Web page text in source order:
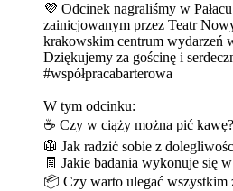
💜 Odcinek nagraliśmy w
zainicjowanym przez ⁠Teatr
krakowskim centrum wydarzeń
Dziękujemy za gościnę i
#współpracabarterowa
W tym odcinku:
☕ Czy w ciąży można pić kawę?
🥼 Jak radzić sobie z
🧾 Jakie badania wykonuje się
📦 Czy warto ulegać